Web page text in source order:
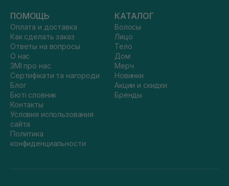
ПОМОЩЬ
Оплата и доставка
Как сделать заказ
Ответы на вопросы
О нас
ЗМІ про нас
Сертифікати та нагороди
Блог
Бюті словник
Контакты
Условия использования
сайта
Политика
конфиденциальности
КАТАЛОГ
Волосы
Лицо
Тело
Дом
Мерч
Новинки
Акции и скидки
Бренды